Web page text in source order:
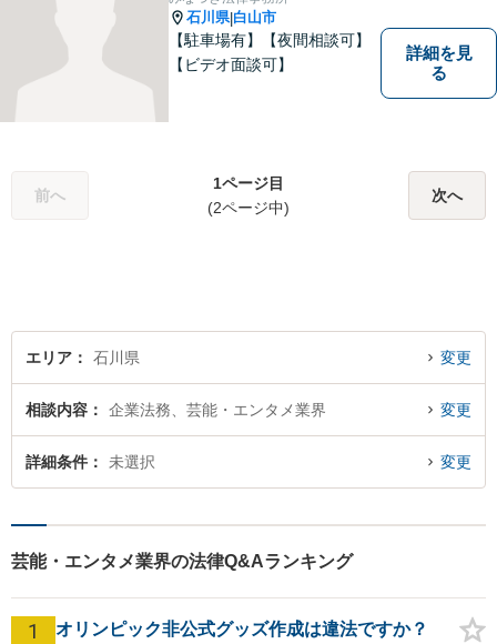
石川県|白山市
【駐車場有】【夜間相談可】
【ビデオ面談可】
詳細を見
る
前へ
1ページ目
(2ページ中)
次へ
エリア 石川県 変更
相談内容 企業法務、芸能・エンタメ業界 変更
詳細条件 未選択 変更
芸能・エンタメ業界の法律Q&Aランキング
1 オリンピック非公式グッズ作成は違法ですか？